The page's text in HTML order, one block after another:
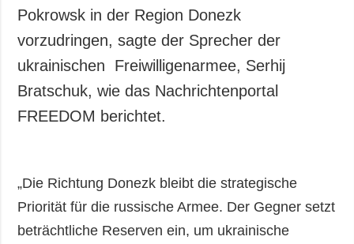
Pokrowsk in der Region Donezk
vorzudringen, sagte der Sprecher der
ukrainischen Freiwilligenarmee, Serhij
Bratschuk, wie das Nachrichtenportal
FREEDOM berichtet.
„Die Richtung Donezk bleibt die strategische
Priorität für die russische Armee. Der Gegner setzt
beträchtliche Reserven ein, um ukrainische